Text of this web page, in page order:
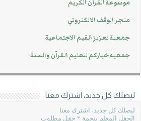
موسوعة القرآن الكريم
متجر الوقف الالكتروني
جمعية تعزيز القيم الاجتماعية
جمعية خياركم لتعليم القرآن والسنة
ليصلك كل جديد، اشترك معنا
ليصلك كل جديد، اشترك معنا
الحقل المعلم بنجمة * حقل مطلوب